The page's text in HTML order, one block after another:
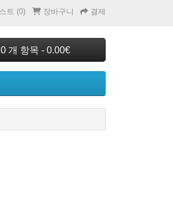
트 (0) 장바구니 결제
개 항목 - 0.00€